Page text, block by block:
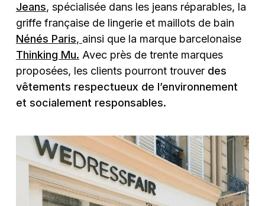
Jeans, spécialisée dans les jeans réparables, la
griffe française de lingerie et maillots de bain
Nénés Paris, ainsi que la marque barcelonaise
Thinking Mu. Avec près de trente marques
proposées, les clients pourront trouver des
vêtements respectueux de l’environnement
et socialement responsables.